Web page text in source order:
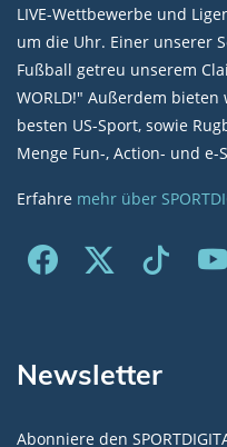
LIVE-Wettbewerbe und
um die Uhr. Einer unserer
Fußball getreu unserem
WORLD!" Außerdem
besten US-Sport, sowie
Menge Fun-, Action- und e-
Erfahre mehr über
Newsletter
Abonniere den